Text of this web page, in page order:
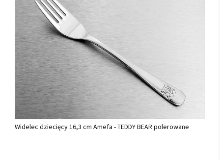
Widelec dziecięcy 16,3 cm Amefa - TEDDY BEAR polerowane